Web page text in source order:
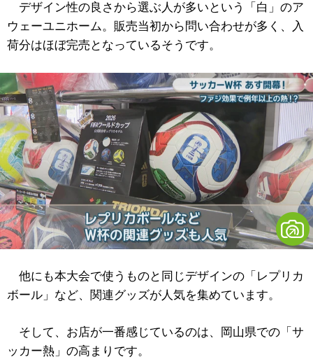
デザイン性の良さから選ぶ人が多いという「白」のア
ウェーユニホーム。販売当初から問い合わせが多く、入
荷分はほぼ完売となっているそうです。
他にも本大会で使うものと同じデザインの「レプリカ
ボール」など、関連グッズが人気を集めています。
そして、お店が一番感じているのは、岡山県での「サ
ッカー熱」の高まりです。